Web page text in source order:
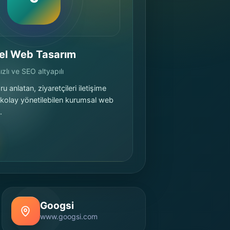
Web Tasarım
ve SEO altyapılı
anlatan, ziyaretçileri iletişime
yönetilebilen kurumsal web
Googsi
www.googsi.com